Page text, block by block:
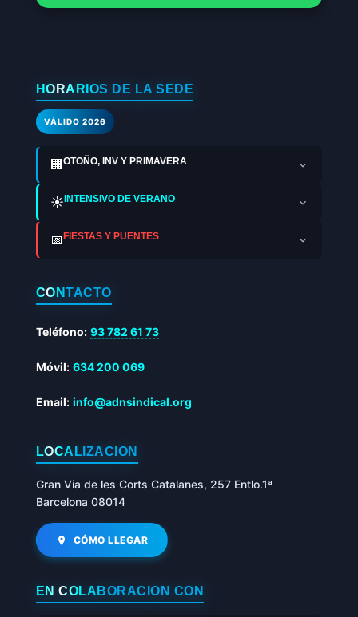
HORARIOS DE LA SEDE
VÁLIDO 2026
🏢 OTOÑO, INV Y PRIMAVERA
☀️INTENSIVO DE VERANO
📅FIESTAS Y PUENTES
CONTACTO
Teléfono: 93 782 61 73
Móvil: 634 200 069
Email: info@adnsindical.org
LOCALIZACIÓN
Gran Via de les Corts Catalanes, 257 Entlo.1ª
Barcelona 08014
CÓMO LLEGAR
EN COLABORACIÓN CON